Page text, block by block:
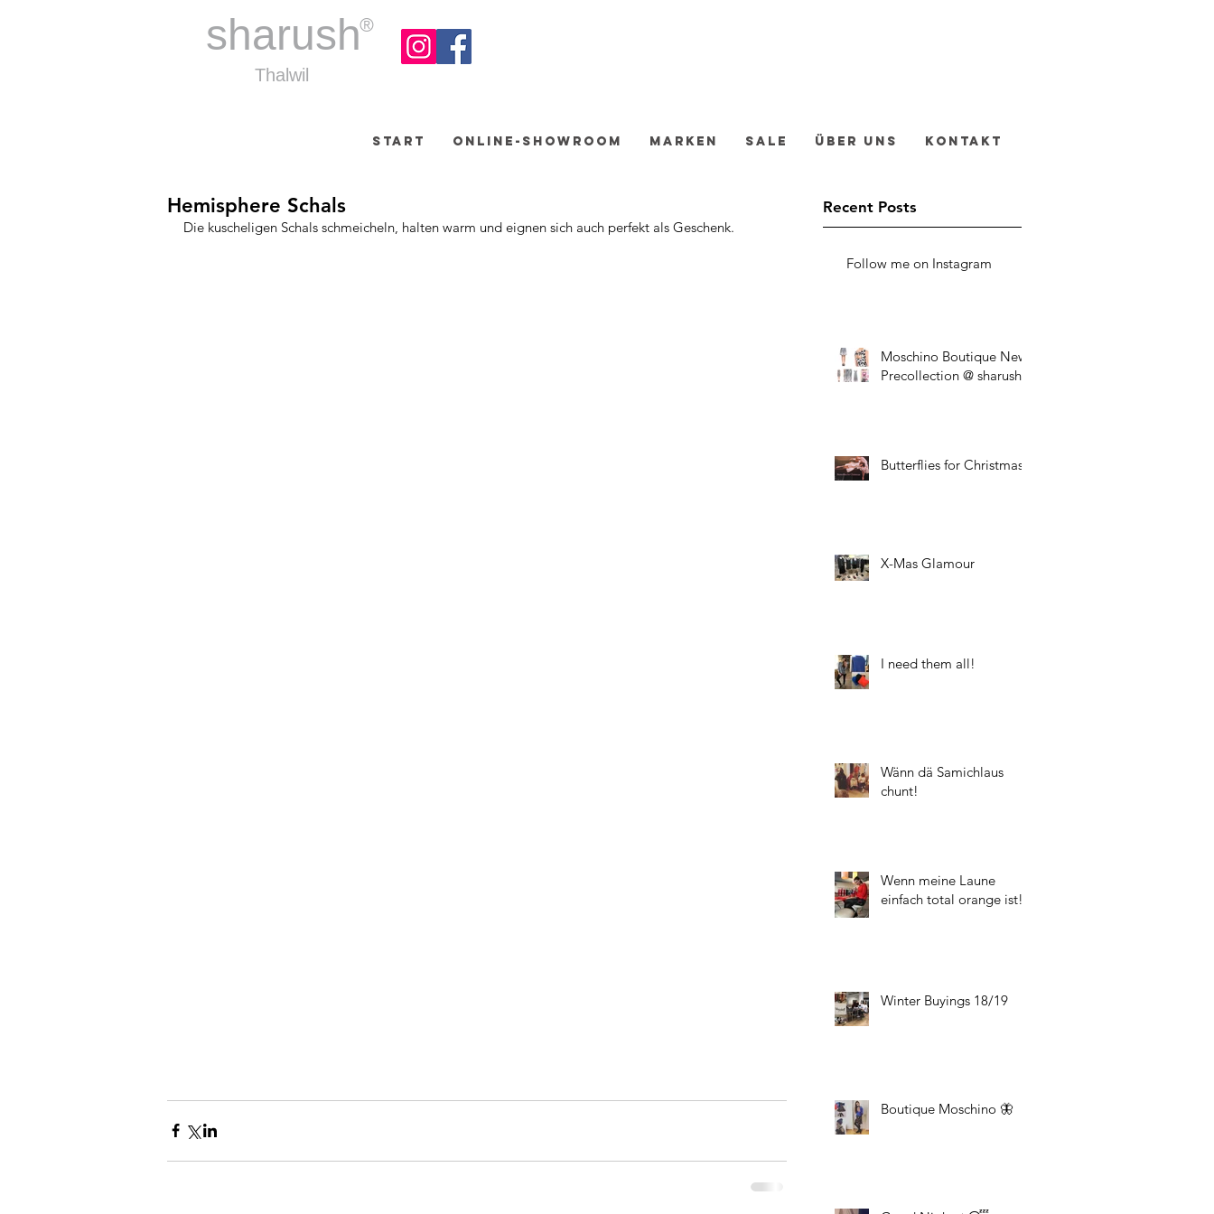
Thalwil
sharush®
Start Online-Showroom Marken Sale Über uns Kontakt
Hemisphere Schals
Die kuscheligen Schals schmeicheln, halten warm und eignen sich auch perfekt als Geschenk.
Recent Posts
Follow me on Instagram
Moschino Boutique New
Precollection @ sharush!
Butterflies for Christmas
X-Mas Glamour
I need them all!
Wänn dä Samichlaus
chunt!
Wenn meine Laune
einfach total orange ist!
Winter Buyings 18/19
Boutique Moschino 🦋